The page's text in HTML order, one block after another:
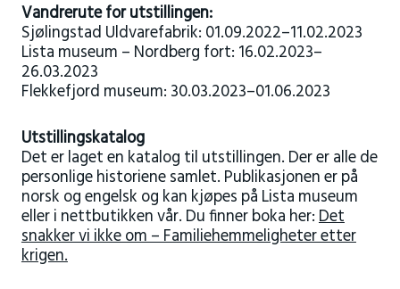
Vandrerute for utstillingen:
Sjølingstad Uldvarefabrik: 01.09.2022–11.02.2023
Lista museum – Nordberg fort: 16.02.2023–
26.03.2023
Flekkefjord museum: 30.03.2023–01.06.2023
Utstillingskatalog
Det er laget en katalog til utstillingen. Der er alle de
personlige historiene samlet. Publikasjonen er på
norsk og engelsk og kan kjøpes på Lista museum
eller i nettbutikken vår. Du finner boka her:Det
snakker vi ikke om – Familiehemmeligheter etter
krigen.